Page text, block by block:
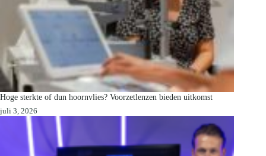
Hoge sterkte of dun hoornvlies? Voorzetlenzen bieden uitkomst
juli 3, 2026